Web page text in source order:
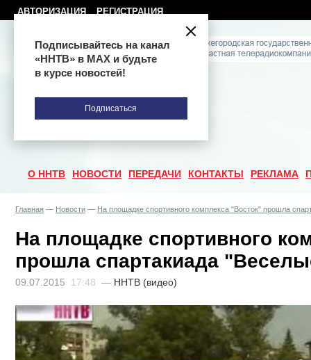
АВТОРИЗАЦИЯ РЕГИСТРАЦИЯ
О ННТВ НОВОСТИ ПЕРЕДАЧИ КОНТАКТЫ РЕКЛАМА
Главная — Новости — На площадке спортивного комплекса "Восток" прошла
На площадке спортивного
прошла спартакиада
09.07.2015 17:48 — ННТВ (видео)
Подписывайтесь на канал
«ННТВ» в МАХ и будьте
в курсе новостей!
Подписаться